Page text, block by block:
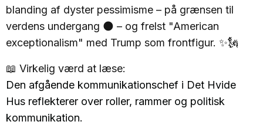
blanding af dyster pessimisme – på grænsen til
verdens undergang 🌑 – og frelst "American
exceptionalism" med Trump som frontfigur. ✨🗽
📖 Virkelig værd at læse:
Den afgående kommunikationschef i Det Hvide
Hus reflekterer over roller, rammer og politisk
kommunikation.